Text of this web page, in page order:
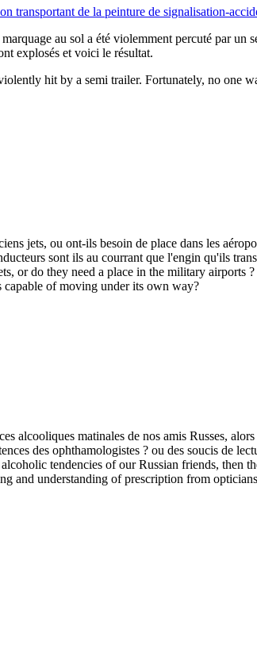
au sol a été violemment percuté par un
explosés et voici le résultat.
hit by a semi trailer. Fortunately, no one
jets, ou ont-ils besoin de place dans les
sont ils au courrant que l'engin qu'ils
or do they need a place in the military
capable of moving under its own way?
alcooliques matinales de nos amis Russes,
des ophthamologistes ? ou des soucis de
tendencies of our Russian friends, then
and understanding of prescription from